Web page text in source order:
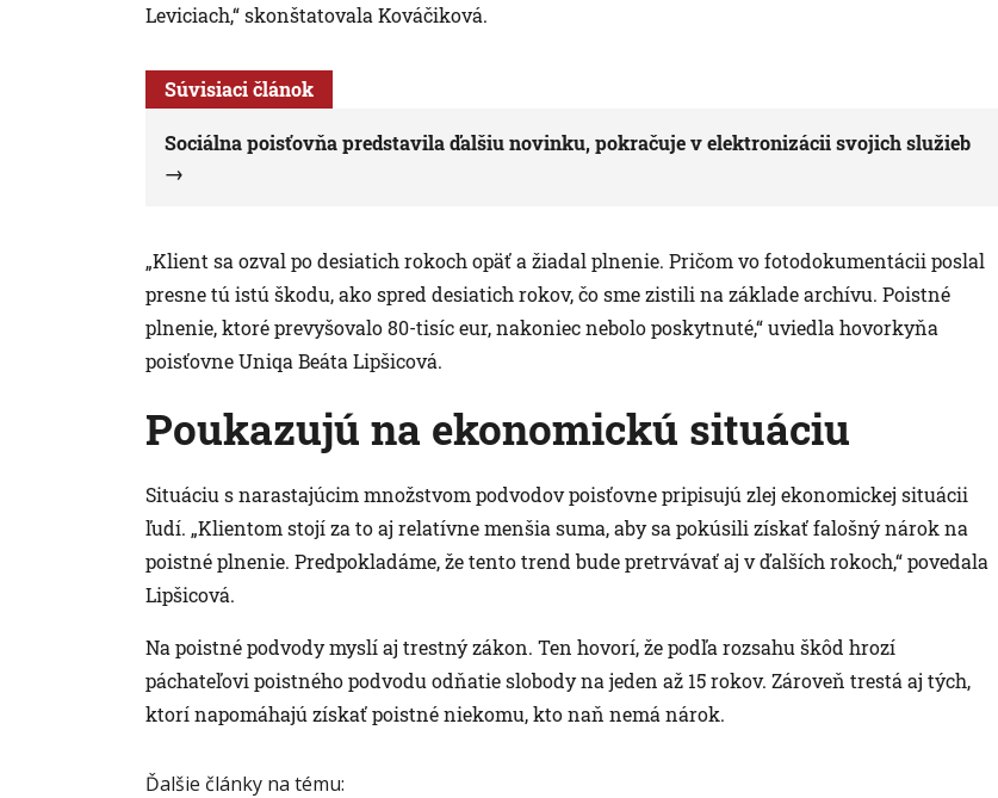
Leviciach,“ skonštatovala Kováčiková.
Súvisiaci článok
Sociálna poisťovňa predstavila ďalšiu novinku, pokračuje v elektronizácii svojich služieb
„Klient sa ozval po desiatich rokoch opäť a žiadal plnenie. Pričom vo fotodokumentácii poslal
presne tú istú škodu, ako spred desiatich rokov, čo sme zistili na základe archívu. Poistné
plnenie, ktoré prevyšovalo 80-tisíc eur, nakoniec nebolo poskytnuté,“ uviedla hovorkyňa
poisťovne Uniqa Beáta Lipšicová.
Poukazujú na ekonomickú situáciu
Situáciu s narastajúcim množstvom podvodov poisťovne pripisujú zlej ekonomickej situácii
ľudí. „Klientom stojí za to aj relatívne menšia suma, aby sa pokúsili získať falošný nárok na
poistné plnenie. Predpokladáme, že tento trend bude pretrvávať aj v ďalších rokoch,“ povedala
Lipšicová.
Na poistné podvody myslí aj trestný zákon. Ten hovorí, že podľa rozsahu škôd hrozí
páchateľovi poistného podvodu odňatie slobody na jeden až 15 rokov. Zároveň trestá aj tých,
ktorí napomáhajú získať poistné niekomu, kto naň nemá nárok.
Ďalšie články na tému: